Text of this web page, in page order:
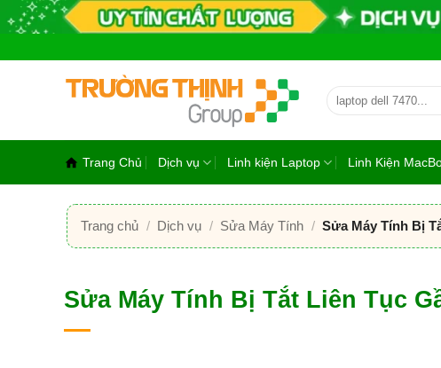
qua
Tìm
kiếm:
Trang Chủ Dịch vụ Linh kiện Laptop Linh Kiện
Trang chủ / Dịch vụ / Sửa Máy Tính / Sửa Máy Tính Bị
Sửa Máy Tính Bị Tắt Liên Tục